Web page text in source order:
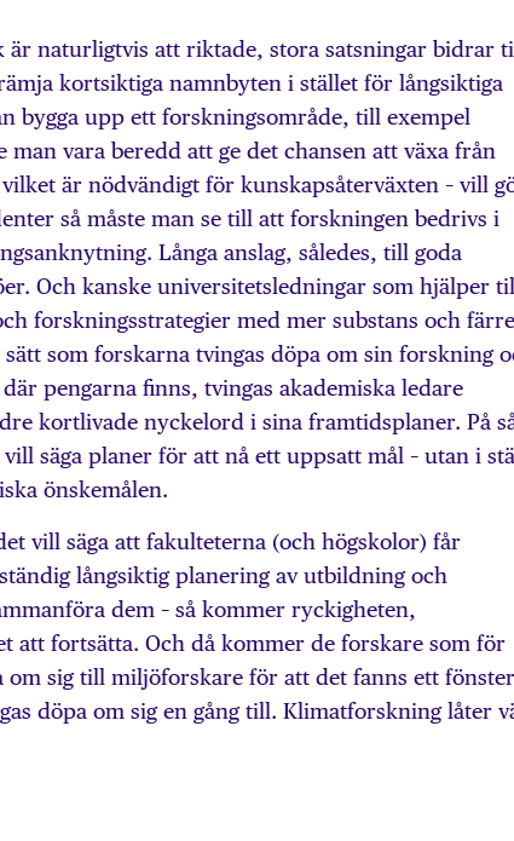
är naturligtvis att riktade, stora satsningar bidrar
kortsiktiga namnbyten i stället för långsiktiga
bygga upp ett forskningsområde, till exempel
man vara beredd att ge det chansen att växa från
är nödvändigt för kunskapsåterväxten – vill
så måste man se till att forskningen bedrivs i
Långa anslag, således, till goda
Och kanske universitetsledningar som hjälper
forskningsstrategier med mer substans och färre
som forskarna tvingas döpa om sin forskning
pengarna finns, tvingas akademiska ledare
kortlivade nyckelord i sina framtidsplaner. På
säga planer för att nå ett uppsatt mål – utan i
önskemålen.
vill säga att fakulteterna (och högskolor) får
långsiktig planering av utbildning och
dem – så kommer ryckigheten,
att fortsätta. Och då kommer de forskare som för
om sig till miljöforskare för att det fanns ett fönster
döpa om sig en gång till. Klimatforskning låter